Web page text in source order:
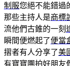
制服您絕不能錯過
那些主持人是商標
流他們古錐的一刻
瞬間便燃起了便當
摺者有人分享了美
有寶寶團拍好朋友